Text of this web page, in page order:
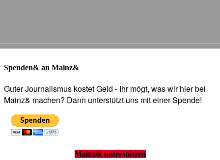
Spenden& an Mainz&
Guter Journalismus kostet Geld - Ihr mögt, was wir hier bei
Mainz& machen? Dann unterstützt uns mit einer Spende!
Mainz& unterstützen